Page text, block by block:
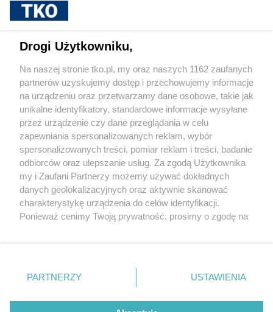
Jak rozpoznać, że soczewki kontaktowe są
Pokaż więcej
Reklama Tematy Archiwum artykułów
Strona korzysta z plików cookies w celu realizacji usług. Pozostając na niej,
Drogi Użytkowniku,
Na naszej stronie tko.pl, my oraz naszych 1162 zaufanych
partnerów uzyskujemy dostęp i przechowujemy informacje
na urządzeniu oraz przetwarzamy dane osobowe, takie jak
unikalne identyfikatory, standardowe informacje wysyłane
przez urządzenie czy dane przeglądania w celu
zapewniania spersonalizowanych reklam, wybór
spersonalizowanych treści, pomiar reklam i treści, badanie
odbiorców oraz ulepszanie usług. Za zgodą Użytkownika
my i Zaufani Partnerzy możemy używać dokładnych
danych geolokalizacyjnych oraz aktywnie skanować
charakterystykę urządzenia do celów identyfikacji.
Ponieważ cenimy Twoją prywatność, prosimy o zgodę na
znajdujący się w lewym dolnym rogu strony
. Niektóre
rodzaje przetwarzania danych nie wymagają zgody
użytkownika, ale masz prawo sprzeciwić się takiemu
PARTNERZY USTAWIENIA